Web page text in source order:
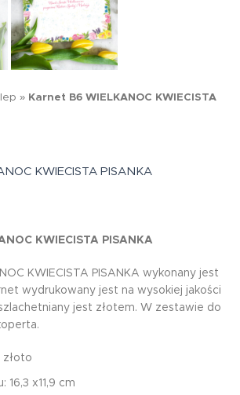
» Karnet B6 WIELKANOC KWIECISTA
KWIECISTA PISANKA
KWIECISTA PISANKA
KWIECISTA PISANKA wykonany jest
wydrukowany jest na wysokiej jakości
jest złotem. W zestawie do
złoto
16,3 x11,9 cm